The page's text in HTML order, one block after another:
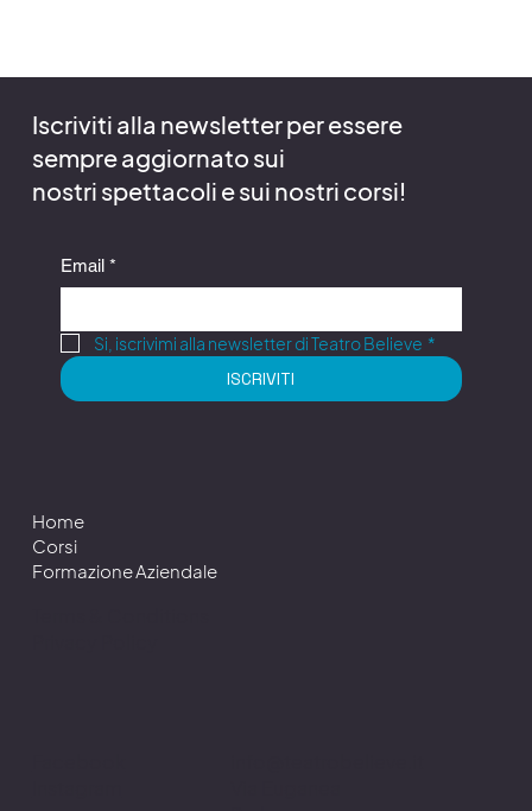
Iscriviti alla newsletter per essere
sempre aggiornato sui
nostri spettacoli e sui nostri corsi!
Email *
Si, iscrivimi alla newsletter di Teatro Believe *
ISCRIVITI
Home
Corsi
Formazione Aziendale